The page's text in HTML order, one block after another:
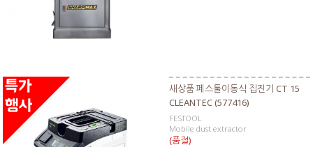
새상품 페스툴이동식 집진기 CT 15
CLEANTEC (577416)
FESTOOL
Mobile dust extractor
(품절)